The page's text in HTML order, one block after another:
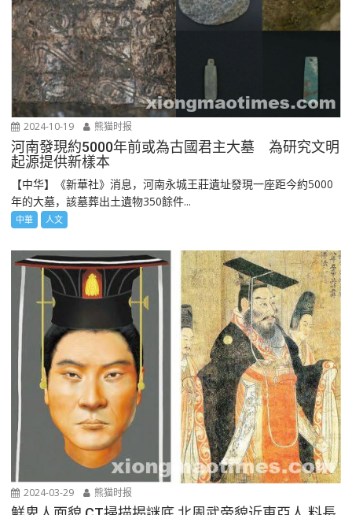
2024-10-19 熊猫时报
河南發現約5000年前或為古國君主大墓 為研究文明
起源提供新樣本
【中华】《新華社》消息，河南永城王莊遺址發現一座距今約5000
年的大墓，該墓葬出土遺物350餘件...
中華 人文
2024-03-29 熊猫时报